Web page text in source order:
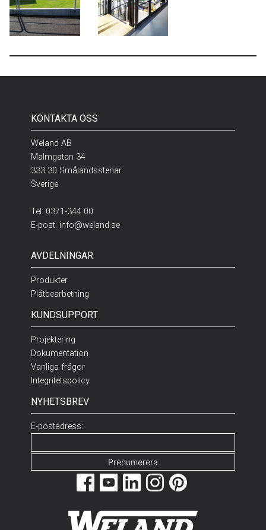
KONTAKTA OSS
Weland AB
Malmgatan 34
333 30 Smålandsstenar
Sverige
Tel: 0371-344 00
E-post: info@weland.se
AVDELNINGAR
Produkter
Plåtbearbetning
KUNDSUPPORT
Projektering
Dokumentation
Vanliga frågor
Integritetspolicy
NYHETSBREV
E-postadress: